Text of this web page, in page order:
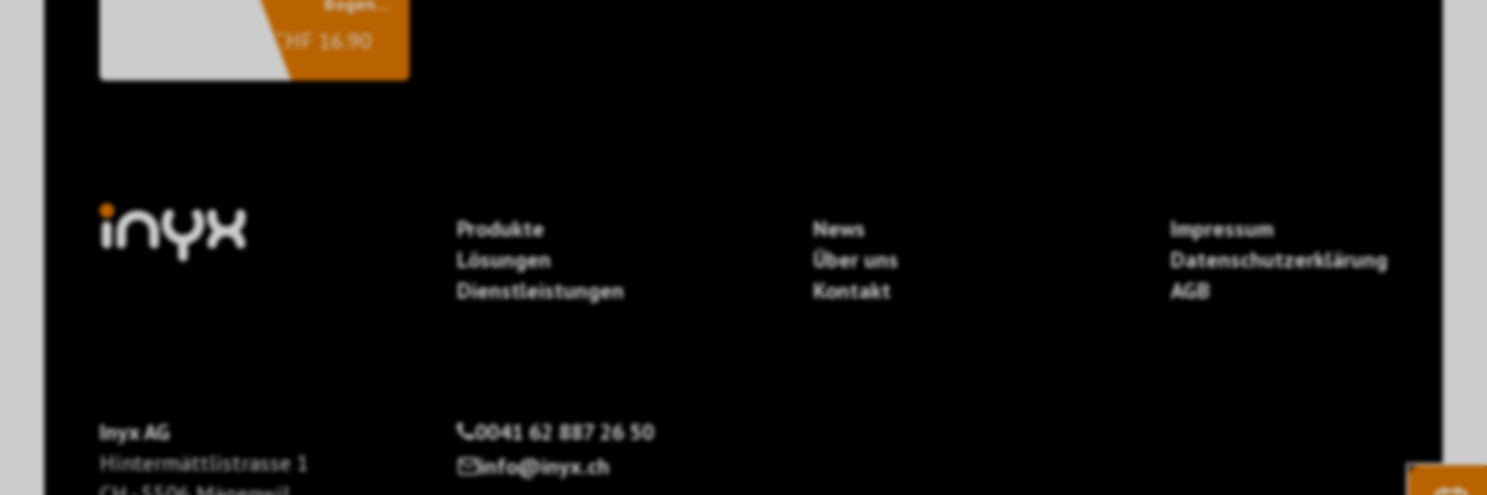
schwarz
CHF 16.90
Produkte
Lösungen
Dienstleistungen
News
Über uns
Kontakt
Impressum
Datenschutzerklärung
AGB
Inyx AG
Hintermättlistrasse 1
0041 62 887 26 50
info@inyx.ch